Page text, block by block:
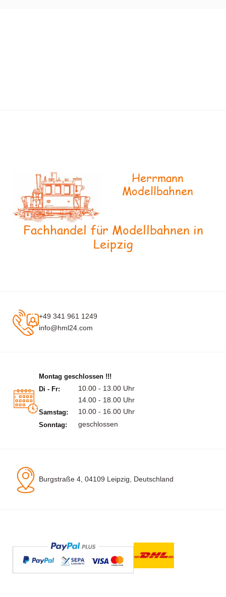
Herrmann
Modellbahnen
Fachhandel für Modellbahnen in
Leipzig
+49 341 961 1249
info@hml24.com
Montag geschlossen !!!
Di - Fr:
10.00 - 13.00 Uhr
14.00 - 18.00 Uhr
Samstag: 10.00 - 16.00 Uhr
Sonntag: geschlossen
Burgstraße 4, 04109 Leipzig, Deutschland